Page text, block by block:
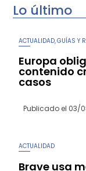
Lo último
ACTUALIDAD ,GUÍAS Y
Europa
contenido
casos
Publicado el 03/
ACTUALIDAD
Brave usa